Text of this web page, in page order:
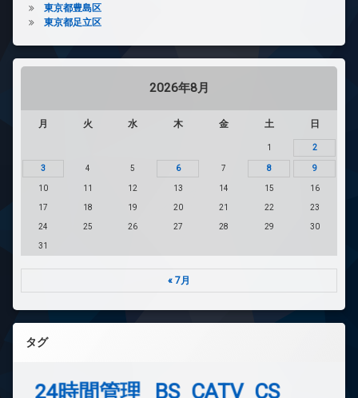
東京都豊島区
東京都足立区
2026年8月
月 火 水 木 金 土 日
1 2
3 4 5 6 7 8 9
10 11 12 13 14 15 16
17 18 19 20 21 22 23
24 25 26 27 28 29 30
31
« 7月
タグ
24時間管理 BS CATV CS